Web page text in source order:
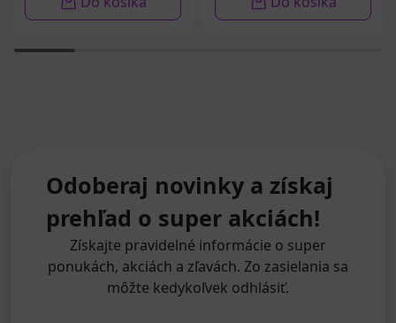
Odoberaj novinky a získaj
prehľad o super akciách!
Získajte pravidelné informácie o super
ponukách, akciách a zľavách. Zo zasielania sa
môžte kedykoľvek odhlásiť.